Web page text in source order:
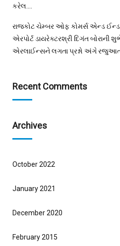
કરેલ….
રાજકોટ ચેમ્બર ઓફ કોમર્સ એન્ડ
એરપોર્ટ ડાયરેક્ટરશ્રી દિગંત બોરાની
એરલાઈન્સને લગતા પ્રશ્નો અંગે
Recent Comments
Archives
October 2022
January 2021
December 2020
February 2015